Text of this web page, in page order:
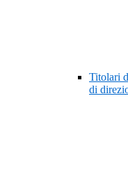
Titolari
di